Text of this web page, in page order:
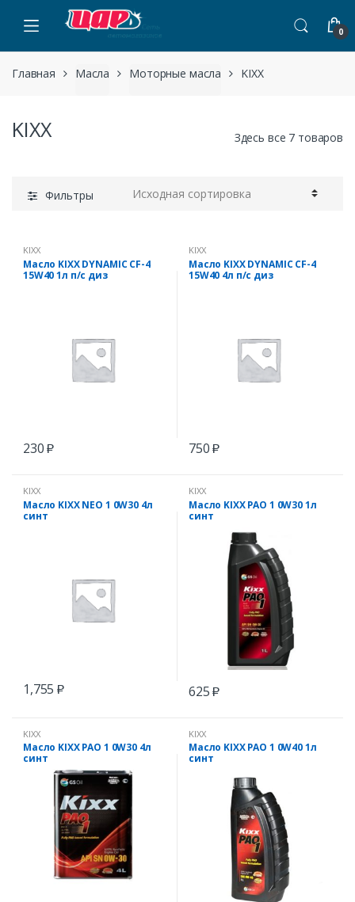
Пропустить навигацию
перейти к содержанию
0
Главная Масла Моторные масла KIXX
KIXX Здесь все 7 товаров
Фильтры
KIXX
Масло KIXX DYNAMIC CF-4
15W40 1л п/с диз
230₽
KIXX
Масло KIXX DYNAMIC CF-4
15W40 4л п/с диз
750₽
KIXX
Масло KIXX NEO 1 0W30 4л
синт
1,755₽
KIXX
Масло KIXX PAO 1 0W30 1л
синт
625₽
KIXX
Масло KIXX PAO 1 0W30 4л
синт
KIXX
Масло KIXX PAO 1 0W40 1л
синт